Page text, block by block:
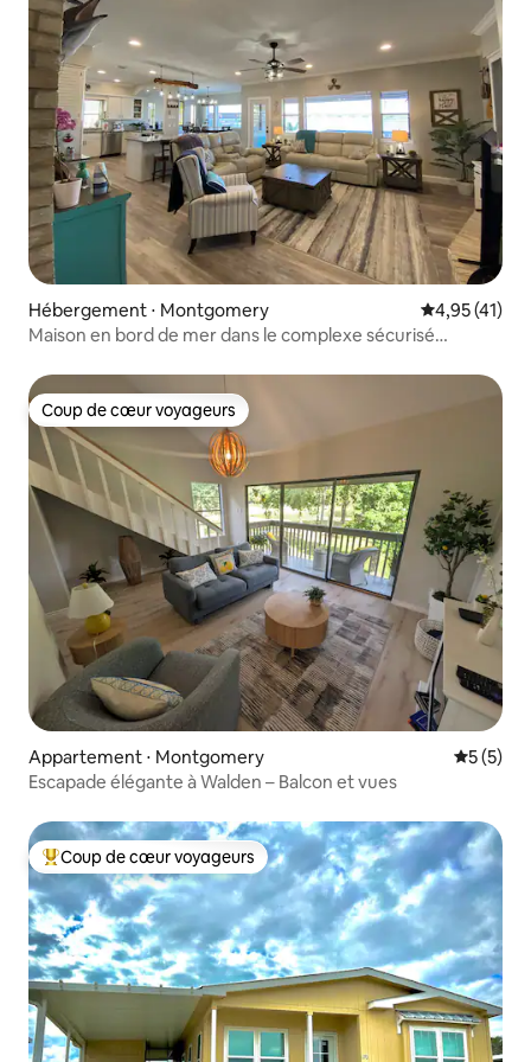
Hébergement ⋅ Montgomery Évaluation
4,95 (41)
Maison en bord de mer dans le complexe sécurisé
Coup de cœur voyageurs
Coup de cœur voyageurs
Appartement ⋅ Montgomery
5 (5)
Escapade élégante à Walden – Balcon et vues
Coups de cœur voyageurs les plus appréciés
Coup de cœur voyageurs